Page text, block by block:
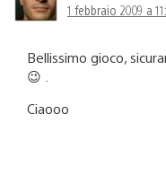
1 febbraio 2009 a
Bellissimo gioco,
😉 .
Ciaooo